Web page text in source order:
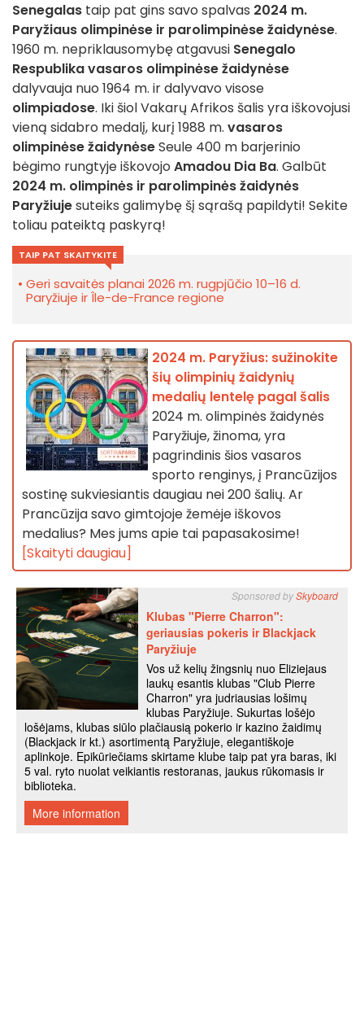
Senegalas taip pat gins savo spalvas 2024 m.
Paryžiaus olimpinėse ir parolimpinėse žaidynėse.
1960 m. nepriklausomybę atgavusi Senegalo
Respublikavasaros olimpinėse žaidynėse
dalyvauja nuo 1964 m. ir dalyvavo visose
olimpiadose. Iki šiol Vakarų Afrikos šalis yra iškovojusi
vieną sidabro medalį, kurį 1988 m. vasaros
olimpinėse žaidynėseSeule 400 m barjerinio
bėgimo rungtyje iškovojo Amadou Dia Ba. Galbūt
2024 m. olimpinės ir parolimpinės žaidynės
Paryžiujesuteiks galimybę šį sąrašą papildyti! Sekite
toliau pateiktą paskyrą!
TAIP PAT SKAITYKITE
Geri savaitės planai 2026 m. rugpjūčio 10–16 d.
Paryžiuje ir Île-de-France regione
2024 m. Paryžius: sužinokite
šių olimpinių žaidynių
medalių lentelę pagal šalis
2024 m. olimpinės žaidynės
Paryžiuje, žinoma, yra
pagrindinis šios vasaros
sporto renginys, į Prancūzijos
sostinę sukviesiantis daugiau nei 200 šalių. Ar
Prancūzija savo gimtojoje žemėje iškovos
medalius? Mes jums apie tai papasakosime!
[Skaityti daugiau]